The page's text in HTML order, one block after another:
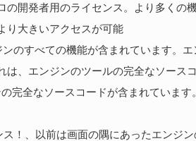
開発者用のライセンス。より多くの
り大きいアクセスが可能
のすべての機能が含まれています。エ
は、エンジンのツールの完全なソース
完全なソースコードが含まれています。
！、以前は画面の隅にあったエンジ